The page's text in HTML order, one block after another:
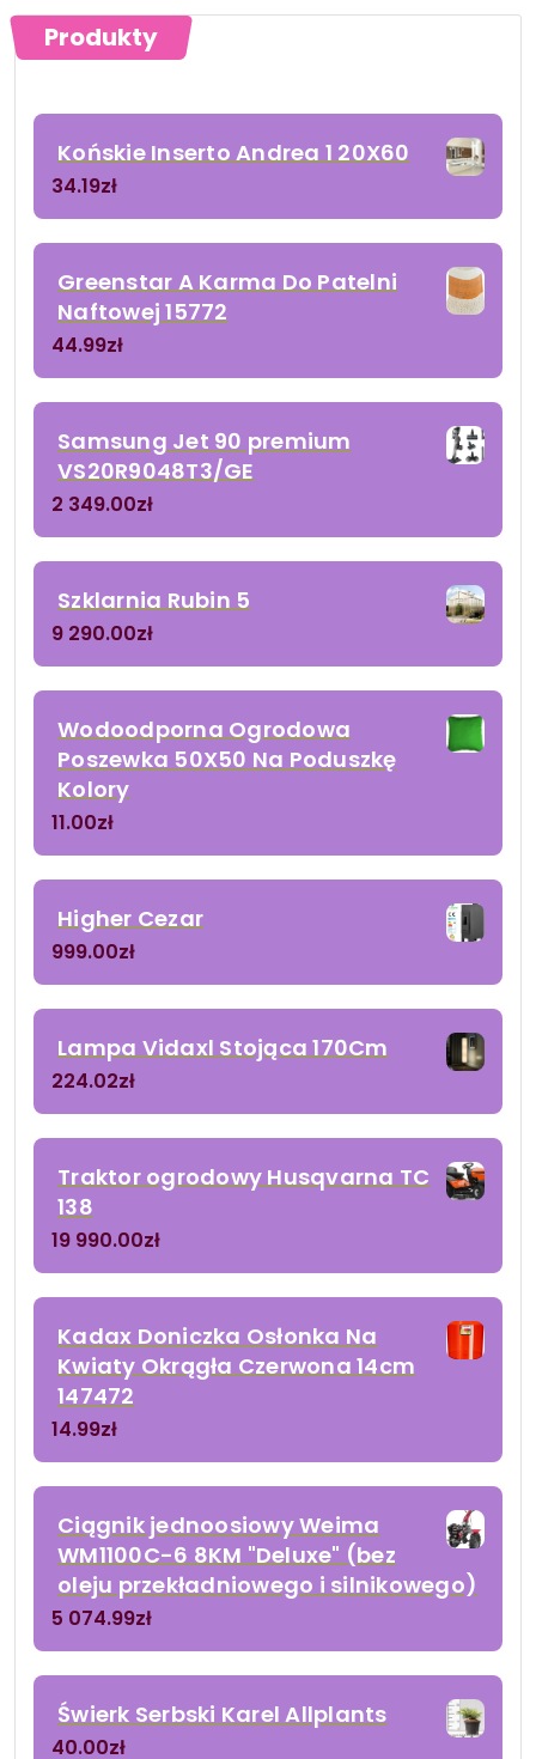
Produkty
Końskie Inserto Andrea 1 20X60
34.19zł
Greenstar A Karma Do Patelni
Naftowej 15772
44.99zł
Samsung Jet 90 premium
VS20R9048T3/GE
2 349.00zł
Szklarnia Rubin 5
9 290.00zł
Wodoodporna Ogrodowa
Poszewka 50X50 Na Poduszkę
Kolory
11.00zł
Higher Cezar
999.00zł
Lampa Vidaxl Stojąca 170Cm
224.02zł
Traktor ogrodowy Husqvarna TC
138
19 990.00zł
Kadax Doniczka Osłonka Na
Kwiaty Okrągła Czerwona 14cm
147472
14.99zł
Ciągnik jednoosiowy Weima
WM1100C-6 8KM "Deluxe" (bez
oleju przekładniowego i silnikowego)
5 074.99zł
Świerk Serbski Karel Allplants
40.00zł